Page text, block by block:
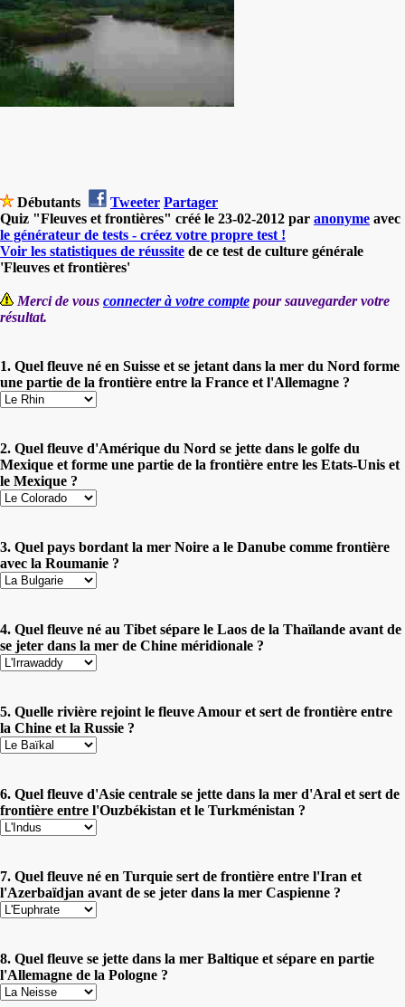
Débutants Tweeter Partager
Quiz "Fleuves et frontières" créé le 23-02-2012 par anonyme avec
le générateur de tests - créez votre propre test !
Voir les statistiques de réussite de ce test de culture générale
'Fleuves et frontières'
Merci de vous connecter à votre compte pour sauvegarder votre
résultat.
1. Quel fleuve né en Suisse et se jetant dans la mer du Nord forme
une partie de la frontière entre la France et l'Allemagne ?
2. Quel fleuve d'Amérique du Nord se jette dans le golfe du
Mexique et forme une partie de la frontière entre les Etats-Unis et
le Mexique ?
3. Quel pays bordant la mer Noire a le Danube comme frontière
avec la Roumanie ?
4. Quel fleuve né au Tibet sépare le Laos de la Thaïlande avant de
se jeter dans la mer de Chine méridionale ?
5. Quelle rivière rejoint le fleuve Amour et sert de frontière entre
la Chine et la Russie ?
6. Quel fleuve d'Asie centrale se jette dans la mer d'Aral et sert de
frontière entre l'Ouzbékistan et le Turkménistan ?
7. Quel fleuve né en Turquie sert de frontière entre l'Iran et
l'Azerbaïdjan avant de se jeter dans la mer Caspienne ?
8. Quel fleuve se jette dans la mer Baltique et sépare en partie
l'Allemagne de la Pologne ?